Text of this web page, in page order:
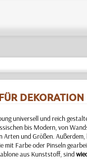
DEKORATION
universell und reich
bis Modern, von
Arten und Größen.
mit Farbe oder Pinseln
aus Kunststoff, sind